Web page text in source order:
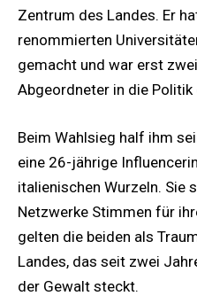
Zentrum des Landes. Er
renommierten
gemacht und war erst
Abgeordneter in die Politik
Beim Wahlsieg half ihm
eine 26-jährige
italienischen Wurzeln. Sie
Netzwerke Stimmen für
gelten die beiden als
Landes, das seit zwei
der Gewalt steckt.